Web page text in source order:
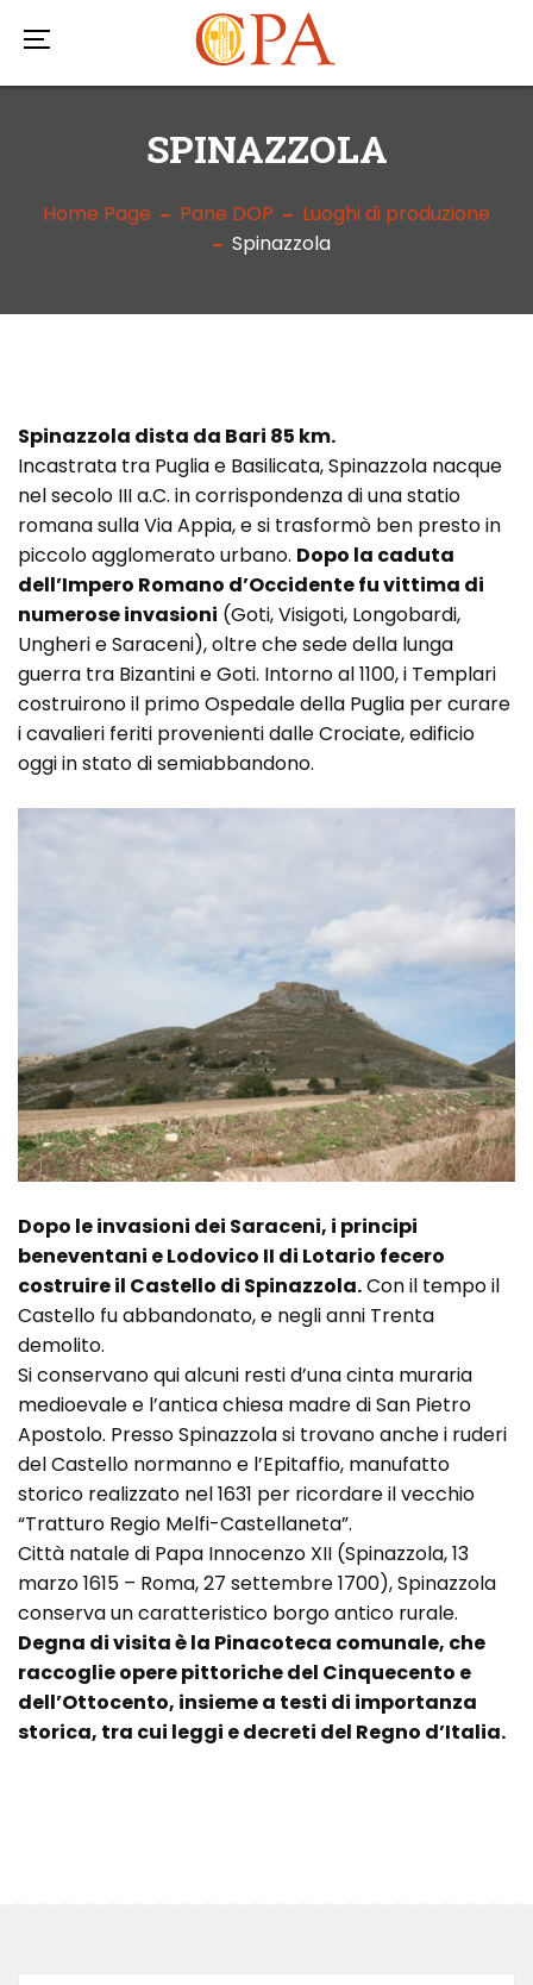
SPINAZZOLA
Home Page Pane DOP
Luoghi di produzione
Spinazzola
Spinazzola dista da Bari 85 km.
Incastrata tra Puglia e Basilicata, Spinazzola nacque
nel secolo III a.C. in corrispondenza di una statio
romana sulla Via Appia, e si trasformò ben presto in
piccolo agglomerato urbano. Dopo la caduta
dell’Impero Romano d’Occidente fu vittima di
numerose invasioni (Goti, Visigoti, Longobardi,
Ungheri e Saraceni), oltre che sede della lunga
guerra tra Bizantini e Goti. Intorno al 1100, i Templari
costruirono il primo Ospedale della Puglia per curare
i cavalieri feriti provenienti dalle Crociate, edificio
oggi in stato di semiabbandono.
Dopo le invasioni dei Saraceni, i principi
beneventani e Lodovico II di Lotario fecero
costruire il Castello di Spinazzola.Con il tempo il
Castello fu abbandonato, e negli anni Trenta
demolito.
Si conservano qui alcuni resti d’una cinta muraria
medioevale e l’antica chiesa madre di San Pietro
Apostolo. Presso Spinazzola si trovano anche i ruderi
del Castello normanno e l’Epitaffio, manufatto
storico realizzato nel 1631 per ricordare il vecchio
“Tratturo Regio Melfi-Castellaneta”.
Città natale di Papa Innocenzo XII (Spinazzola, 13
marzo 1615 – Roma, 27 settembre 1700), Spinazzola
conserva un caratteristico borgo antico rurale.
Degna di visita è la Pinacoteca comunale, che
raccoglie opere pittoriche del Cinquecento e
dell’Ottocento, insieme a testi di importanza
storica, tra cui leggi e decreti del Regno d’Italia.